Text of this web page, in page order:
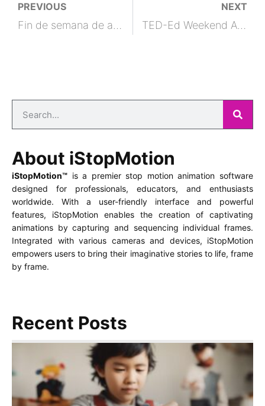
PREVIOUS
Fin de semana de animación TED-Ed con iStopMotion para iPad
NEXT
TED-Ed Weekend Animation mit iStopMotion für iPad
About iStopMotion
iStopMotion™ is a premier stop motion animation software
designed for professionals, educators, and enthusiasts
worldwide. With a user-friendly interface and powerful
features, iStopMotion enables the creation of captivating
animations by capturing and sequencing individual frames.
Integrated with various cameras and devices, iStopMotion
empowers users to bring their imaginative stories to life, frame
by frame.
Recent Posts